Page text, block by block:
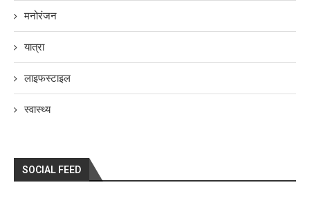
मनोरंजन
यात्रा
लाइफस्टाइल
स्वास्थ्य
SOCIAL FEED